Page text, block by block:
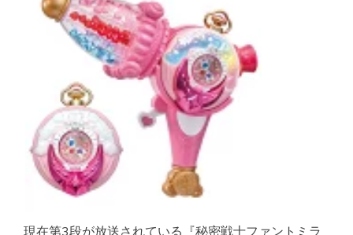
現在第3段が放送されている『秘密戦士ファントミラ